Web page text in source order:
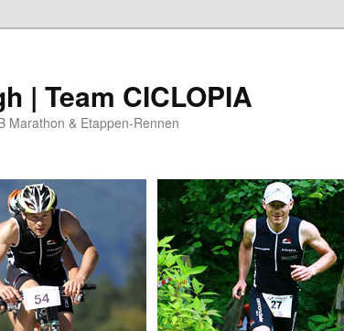
| Team CICLOPIA
Marathon & Etappen-Rennen